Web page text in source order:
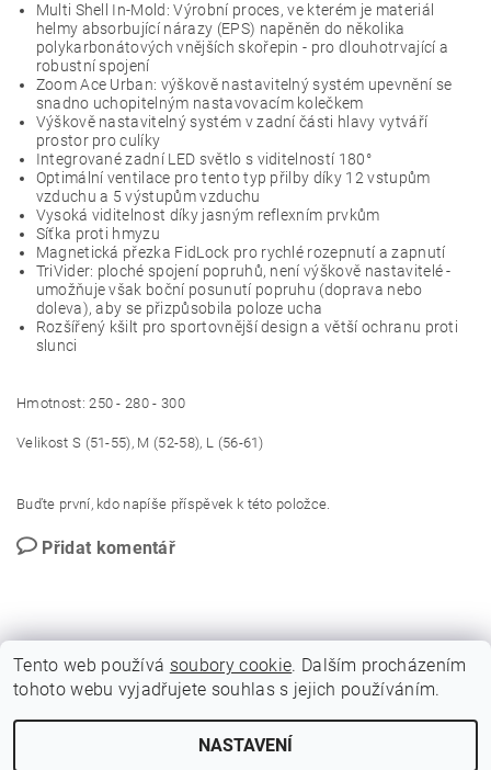
Multi Shell In-Mold: Výrobní proces, ve kterém je materiál
helmy absorbující nárazy (EPS) napěněn do několika
polykarbonátových vnějších skořepin - pro dlouhotrvající a
robustní spojení
Zoom Ace Urban: výškově nastavitelný systém upevnění se
snadno uchopitelným nastavovacím kolečkem
Výškově nastavitelný systém v zadní části hlavy vytváří
prostor pro culíky
Integrované zadní LED světlo s viditelností 180°
Optimální ventilace pro tento typ přilby díky 12 vstupům
vzduchu a 5 výstupům vzduchu
Vysoká viditelnost díky jasným reflexním prvkům
Síťka proti hmyzu
Magnetická přezka FidLock pro rychlé rozepnutí a zapnutí
TriVider: ploché spojení popruhů, není výškově nastavitelé -
umožňuje však boční posunutí popruhu (doprava nebo
doleva), aby se přizpůsobila poloze ucha
Rozšířený kšilt pro sportovnější design a větší ochranu proti
slunci
Hmotnost: 250 - 280 - 300
Velikost S (51-55), M (52-58), L (56-61)
Buďte první, kdo napíše příspěvek k této položce.
Přidat komentář
Tento web používá soubory cookie. Dalším procházením
tohoto webu vyjadřujete souhlas s jejich používáním.
NASTAVENÍ